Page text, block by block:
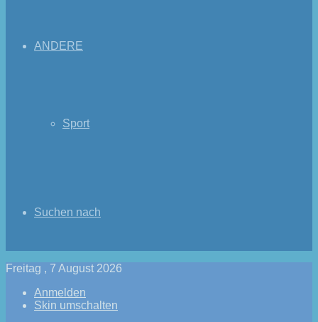
ANDERE
Sport
Suchen nach
Freitag , 7 August 2026
Anmelden
Skin umschalten